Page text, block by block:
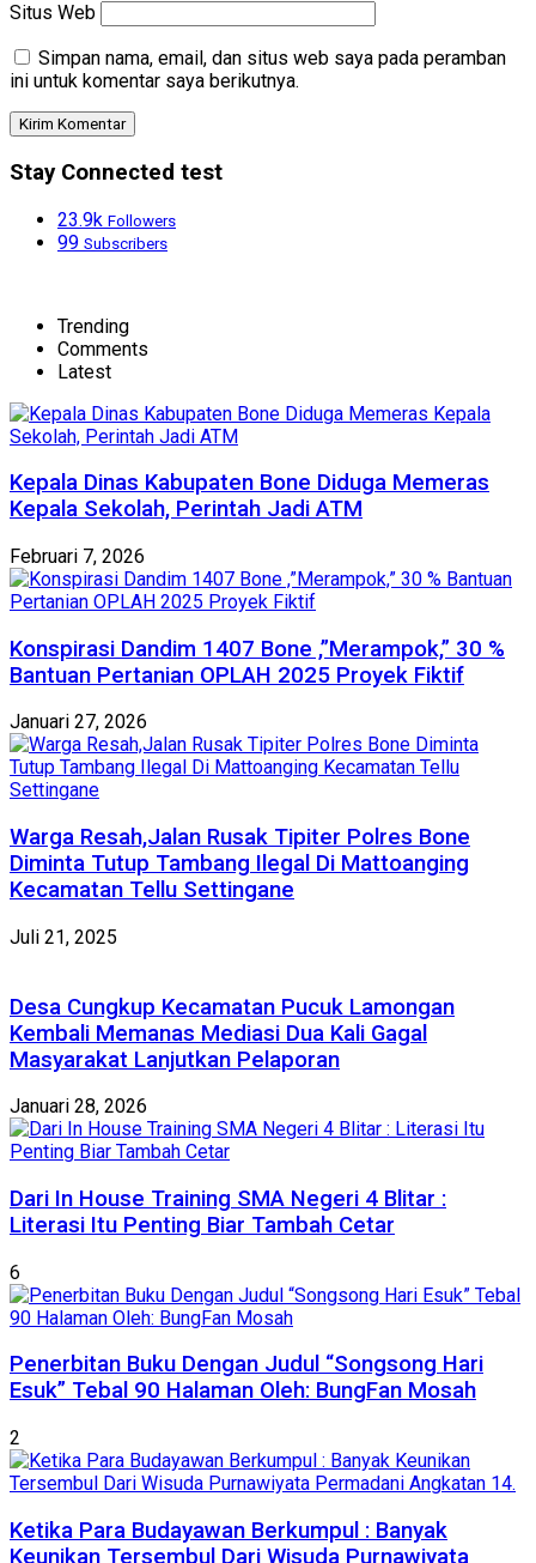
Situs Web
Simpan nama, email, dan situs web saya pada peramban
ini untuk komentar saya berikutnya.
Stay Connected test
23.9k Followers
99 Subscribers
Trending
Comments
Latest
Kepala Dinas Kabupaten Bone Diduga Memeras
Kepala Sekolah, Perintah Jadi ATM
Februari 7, 2026
Konspirasi Dandim 1407 Bone ,”Merampok,” 30 %
Bantuan Pertanian OPLAH 2025 Proyek Fiktif
Januari 27, 2026
Warga Resah,Jalan Rusak Tipiter Polres Bone
Diminta Tutup Tambang Ilegal Di Mattoanging
Kecamatan Tellu Settingane
Juli 21, 2025
Desa Cungkup Kecamatan Pucuk Lamongan
Kembali Memanas Mediasi Dua Kali Gagal
Masyarakat Lanjutkan Pelaporan
Januari 28, 2026
Dari In House Training SMA Negeri 4 Blitar :
Literasi Itu Penting Biar Tambah Cetar
6
Penerbitan Buku Dengan Judul “Songsong Hari
Esuk” Tebal 90 Halaman Oleh: BungFan Mosah
2
Ketika Para Budayawan Berkumpul : Banyak
Keunikan Tersembul Dari Wisuda Purnawiyata